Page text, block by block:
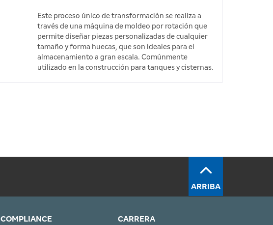
Este proceso único de transformación se realiza a
través de una máquina de moldeo por rotación que
permite diseñar piezas personalizadas de cualquier
tamaño y forma huecas, que son ideales para el
almacenamiento a gran escala. Comúnmente
utilizado en la construcción para tanques y cisternas.
ARRIBA
COMPLIANCE
CARRERA